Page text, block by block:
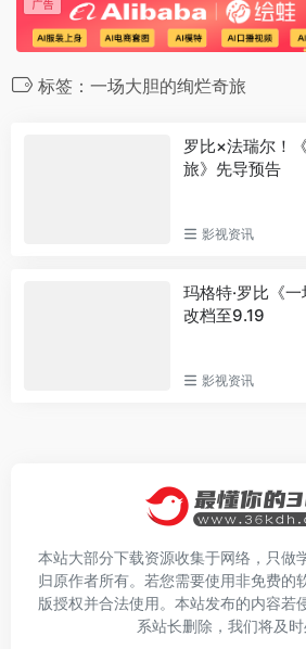
标签：一场大胆的绚烂奇旅
罗比×法瑞尔！
旅》先导预告
影视资讯
玛格特·罗比《
改档至9.19
影视资讯
本站大部分下载资源收集于网络，只做
归原作者所有。若您需要使用非免费的
版授权并合法使用。本站发布的内容若
系站长删除，我们将及时